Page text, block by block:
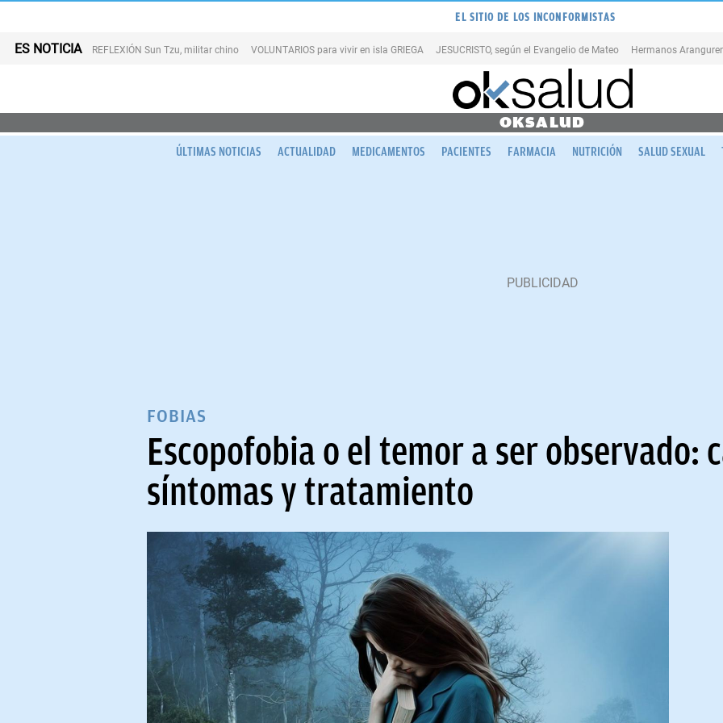
EL SITIO DE LOS INCONFORMISTAS
ES NOTICIA REFLEXIÓN Sun Tzu, militar chino VOLUNTARIOS para vivir en isla GRIEGA JESUCRISTO, según el Evangelio de Mateo Hermanos Aranguren
OKSALUD
ÚLTIMAS NOTICIAS ACTUALIDAD MEDICAMENTOS PACIENTES FARMACIA NUTRICIÓN SALUD SEXUAL
FOBIAS
Escopofobia o el temor a ser observado:
síntomas y tratamiento